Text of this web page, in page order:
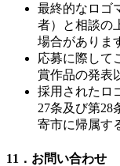
最終的なロゴ
者）と相談の
場合がありま
応募に際して
賞作品の発表
採用されたロ
27条及び第28
寄市に帰属す
11．お問い合わせ